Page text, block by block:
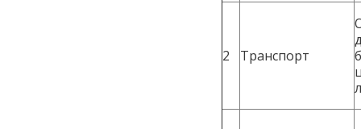
2 Транспорт